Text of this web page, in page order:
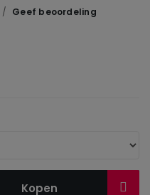
/ Geef beoordeling
Kopen